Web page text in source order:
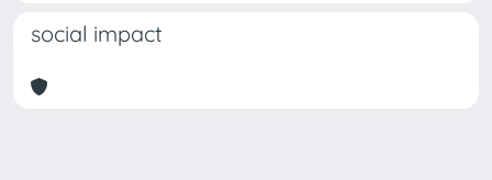
social impact